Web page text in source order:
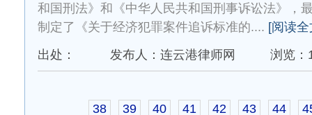
和国刑法》和《中华人民共和国刑事诉讼法》，
制定了《关于经济犯罪案件追诉标准的.... [阅读全
出处：
发布人：连云港律师网 浏览：
38 39 40 41 42 43 44